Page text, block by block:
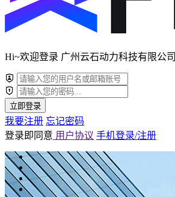
Hi~欢迎登录 广州云石动力科技有限公司
立即登录
我要注册 忘记密码
登录即同意 用户协议 手机登录/注册